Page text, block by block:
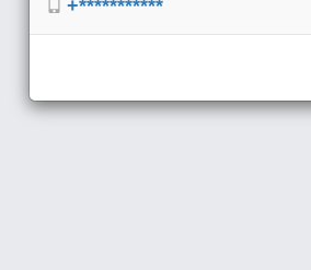
+***********